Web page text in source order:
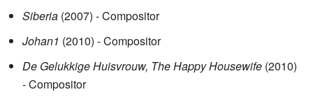
Siberia (2007) - Compositor
Johan1 (2010) - Compositor
De Gelukkige Huisvrouw, The Happy Housewife (2010)
- Compositor